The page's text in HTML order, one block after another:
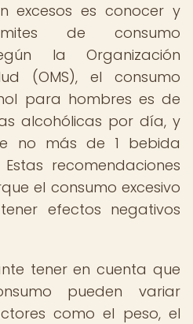
excesos es conocer y
de consumo
la Organización
(OMS), el consumo
para hombres es de
alcohólicas por día, y
no más de 1 bebida
recomendaciones
el consumo excesivo
efectos negativos
tener en cuenta que
pueden variar
como el peso, el